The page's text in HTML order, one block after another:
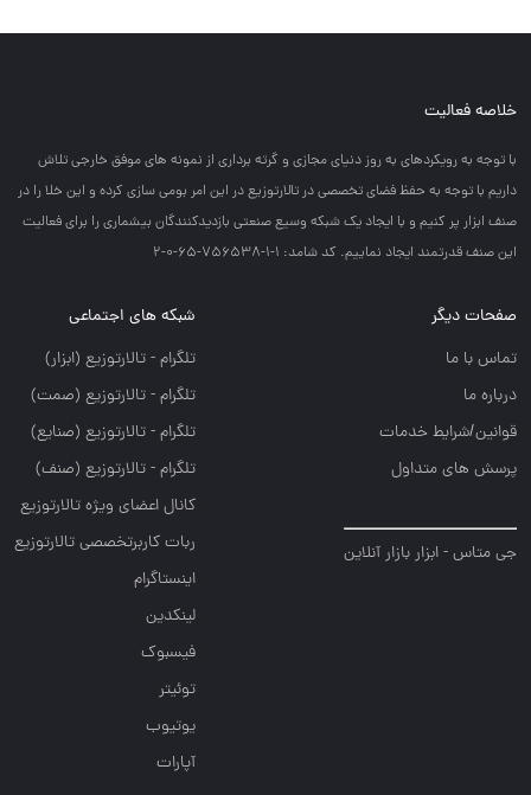
خلاصه فعالیت
با توجه به رويكردهاي به روز دنياي مجازي و گرته برداري از نمونه هاي موفق خارجي تلاش
داريم با توجه به حفظ فضاي تخصصي در تالارتوزيع در اين امر بومي سازي كرده و اين خلا را در
صنف ابزار پر كنيم و با ايجاد يك شبكه وسيع صنعتي بازديدكنندگان بيشماري را براي فعاليت
اين صنف قدرتمند ايجاد نماييم. کد شامد: 1-1-756538-65-0-2
صفحات دیگر
تماس با ما
درباره ما
قوانین/شرایط خدمات
پرسش های متداول
جی متاس - ابزار بازار آنلاین
شبکه های اجتماعی
تلگرام - تالارتوزيع (ابزار)
تلگرام - تالارتوزيع (صمت)
تلگرام - تالارتوزيع (صنايع)
تلگرام - تالارتوزیع (صنف)
کانال اعضای ویژه تالارتوزیع
ربات کاربرتخصصی تالارتوزیع
اینستاگرام
لینکدین
فیسبوک
توئیتر
یوتیوب
آپارات